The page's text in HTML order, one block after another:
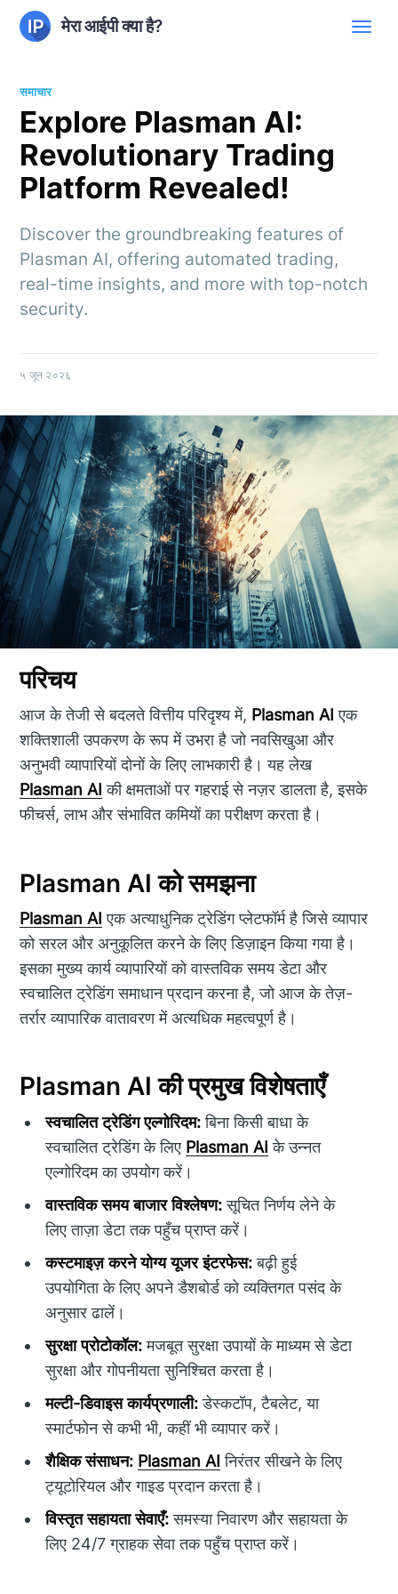
मेरा आईपी क्या है?
समाचार
Explore Plasman AI:
Revolutionary Trading
Platform Revealed!
Discover the groundbreaking features of
Plasman AI, offering automated trading,
real-time insights, and more with top-notch
security.
५ जून २०२६
परिचय
आज के तेजी से बदलते वित्तीय परिदृश्य में, Plasman AI एक
शक्तिशाली उपकरण के रूप में उभरा है जो नवसिखुआ और
अनुभवी व्यापारियों दोनों के लिए लाभकारी है। यह लेख
Plasman AI की क्षमताओं पर गहराई से नज़र डालता है, इसके
फीचर्स, लाभ और संभावित कमियों का परीक्षण करता है।
Plasman AI को समझना
Plasman AI एक अत्याधुनिक ट्रेडिंग प्लेटफॉर्म है जिसे व्यापार
को सरल और अनुकूलित करने के लिए डिज़ाइन किया गया है।
इसका मुख्य कार्य व्यापारियों को वास्तविक समय डेटा और
स्वचालित ट्रेडिंग समाधान प्रदान करना है, जो आज के तेज़-
तर्रार व्यापारिक वातावरण में अत्यधिक महत्वपूर्ण है।
Plasman AI की प्रमुख विशेषताएँ
स्वचालित ट्रेडिंग एल्गोरिदम:बिना किसी बाधा के
स्वचालित ट्रेडिंग के लिए Plasman AI के उन्नत
एल्गोरिदम का उपयोग करें।
वास्तविक समय बाजार विश्लेषण:सूचित निर्णय लेने के
लिए ताज़ा डेटा तक पहुँच प्राप्त करें।
कस्टमाइज़ करने योग्य यूजर इंटरफेस:बढ़ी हुई
उपयोगिता के लिए अपने डैशबोर्ड को व्यक्तिगत पसंद के
अनुसार ढालें।
सुरक्षा प्रोटोकॉल:मजबूत सुरक्षा उपायों के माध्यम से डेटा
सुरक्षा और गोपनीयता सुनिश्चित करता है।
मल्टी-डिवाइस कार्यप्रणाली:डेस्कटॉप, टैबलेट, या
स्मार्टफोन से कभी भी, कहीं भी व्यापार करें।
शैक्षिक संसाधन: Plasman AI निरंतर सीखने के लिए
ट्यूटोरियल और गाइड प्रदान करता है।
विस्तृत सहायता सेवाएँ:समस्या निवारण और सहायता के
लिए 24/7 ग्राहक सेवा तक पहुँच प्राप्त करें।